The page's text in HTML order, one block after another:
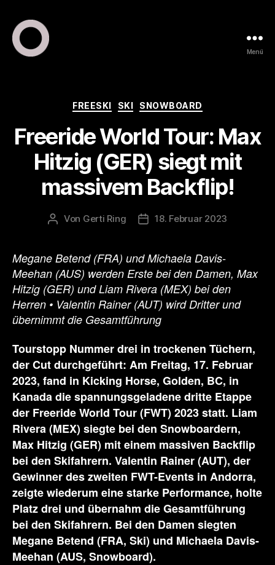
•
marketing
Menü
Kategorien
FREESKI SKI SNOWBOARD
Freeride World Tour: Max
Hitzig (GER) siegt mit
massivem Backflip!
Beitragsautor
Von Gerti Ring Veröffentlichungsdatum
18. Februar 2023
Megane Betend (FRA) und Michaela Davis-
Meehan (AUS) werden Erste bei den Damen, Max
Hitzig (GER) und Liam Rivera (MEX) bei den
Herren • Valentin Rainer (AUT) wird Dritter und
übernimmt die Gesamtführung
Tourstopp Nummer drei in trockenen Tüchern,
der Cut durchgeführt: Am Freitag, 17. Februar
2023, fand in Kicking Horse, Golden, BC, in
Kanada die spannungsgeladene dritte Etappe
der Freeride World Tour (FWT) 2023 statt. Liam
Rivera (MEX) siegte bei den Snowboardern,
Max Hitzig (GER) mit einem massiven Backflip
bei den Skifahrern. Valentin Rainer (AUT), der
Gewinner des zweiten FWT-Events in Andorra,
zeigte wiederum eine starke Performance, holte
Platz drei und übernahm die Gesamtführung
bei den Skifahrern. Bei den Damen siegten
Megane Betend (FRA, Ski) und Michaela Davis-
Meehan (AUS, Snowboard).